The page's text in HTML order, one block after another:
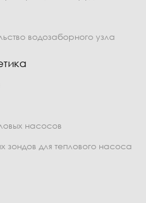
водозаборного узла
насосов
зондов для теплового насоса